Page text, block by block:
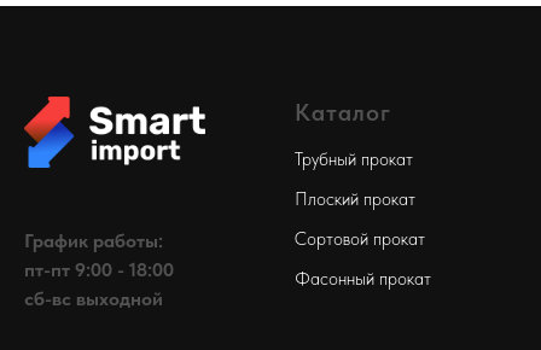
График работы:
пт-пт 9:00 - 18:00
сб-вс выходной
Каталог
Трубный прокат
Плоский прокат
Сортовой прокат
Фасонный прокат